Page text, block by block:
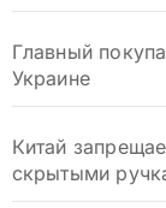
Главный
Украине
Китай
скрытыми